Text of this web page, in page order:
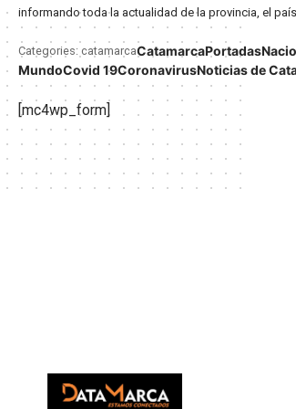
informando toda la actualidad de la provincia, el
Categories: catamarcaCatamarcaPortadas
MundoCovid 19CoronavirusNoticias de
[mc4wp_form]